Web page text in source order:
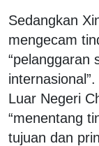
Sedangkan
mengecam
“pelanggaran
Luar Negeri
“menentang
tujuan dan